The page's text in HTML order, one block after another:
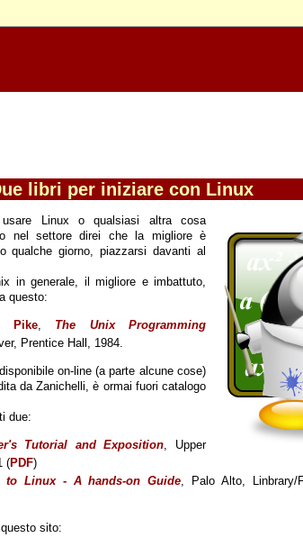
libri per iniziare con Linux
Linux o qualsiasi altra cosa
nel settore direi che la migliore è
qualche giorno, piazzarsi davanti al
in generale, il migliore e imbattuto,
questo:
Pike,
The Unix Programming
Prentice Hall, 1984.
on-line (a parte alcune cose)
da Zanichelli, è ormai fuori catalogo
due:
Tutorial and Exposition, Upper
(PDF)
to Linux - A hands-on Guide, Palo Alto, Linbrary/
sito: